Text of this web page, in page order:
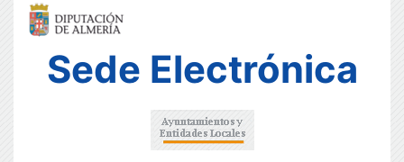
Sede Electrónica